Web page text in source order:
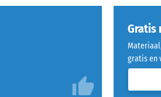
Gratis
gratis en